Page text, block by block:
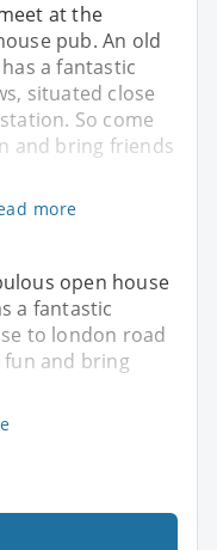
at the
pub. An old
a fantastic
situated close
So come
and bring friends
more
open house
a fantastic
to london road
and bring